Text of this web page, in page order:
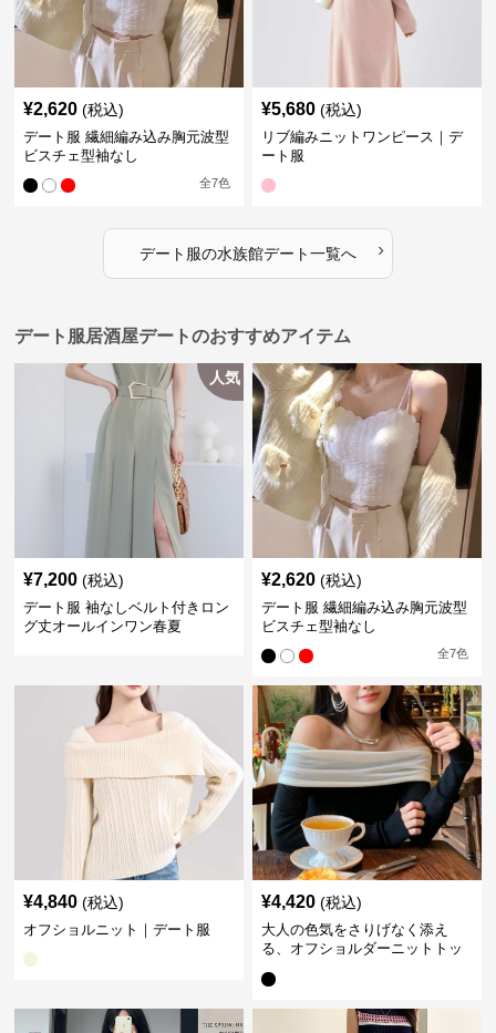
¥2,620 (税込)
デート服 繊細編み込み胸元波型
ビスチェ型袖なし
全7色
¥5,680 (税込)
リブ編みニットワンピース｜デ
ート服
デート服の水族館デート一覧へ ›
デート服居酒屋デートのおすすめアイテム
人気
¥7,200 (税込)
デート服 袖なしベルト付きロン
グ丈オールインワン春夏
¥2,620 (税込)
デート服 繊細編み込み胸元波型
ビスチェ型袖なし
全7色
¥4,840 (税込)
オフショルニット｜デート服
¥4,420 (税込)
大人の色気をさりげなく添え
る、オフショルダーニットトッ